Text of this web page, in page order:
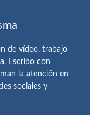
de vídeo, trabajo
Escribo con
la atención en
sociales y